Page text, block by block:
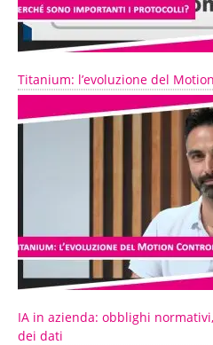
Titanium: l’evoluzione del
IA in azienda: obblighi
dei dati